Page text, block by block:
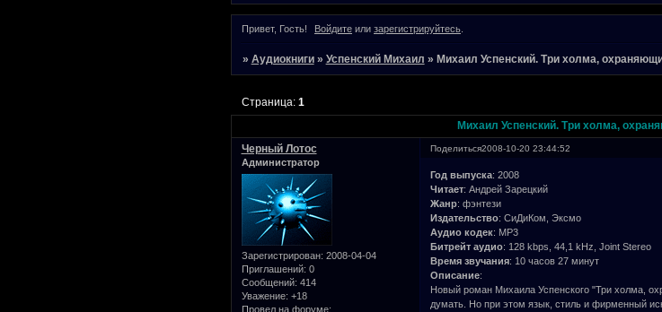
Привет, Гость! Войдите или зарегистрируйтесь
» Аудиокниги » Успенский Михаил » Михаил Успенский. Три холма,
Михаил Успенский. Три холма,
Страница: 1
Поделиться2008-10-20 23:44:52
Черный Лотос
Администратор
Зарегистрирован: 2008-04-04
Приглашений: 0
Сообщений: 414
Уважение: +18
Провел на форуме:
Год выпуска: 2008
Читает: Андрей Зарецкий
Жанр: фэнтези
Издательство: СиДиКом, Эксмо
Аудио кодек: MP3
Битрейт аудио: 128 kbps, 44,1 kHz, Joint Stereo
Время звучания: 10 часов 27 минут
Описание:
Новый роман Михаила Успенского "Три холма,
думать. Но при этом язык, стиль и фирменный